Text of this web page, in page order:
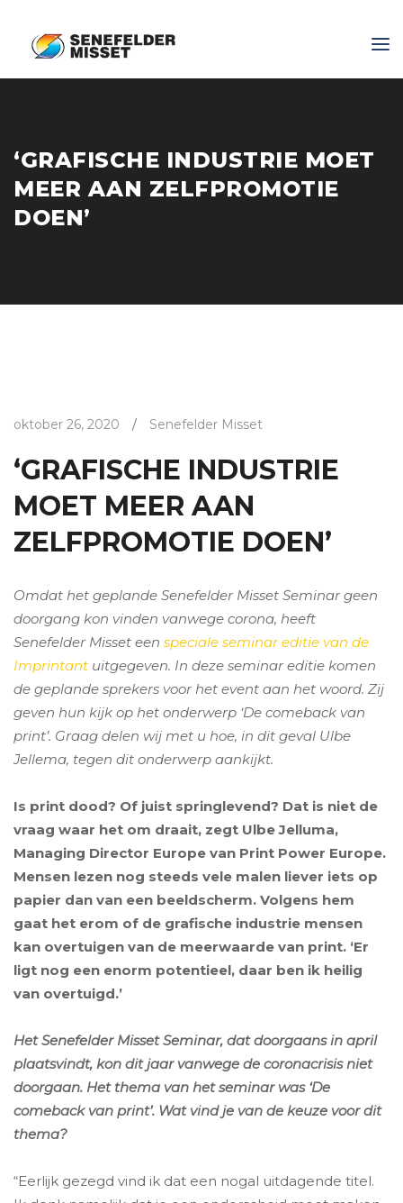
‘GRAFISCHE INDUSTRIE MOET
MEER AAN ZELFPROMOTIE
DOEN’
oktober 26, 2020 / Senefelder Misset
‘GRAFISCHE INDUSTRIE
MOET MEER AAN
ZELFPROMOTIE DOEN’
Omdat het geplande Senefelder Misset Seminar geen
doorgang kon vinden vanwege corona, heeft
Senefelder Misset een speciale seminar editie van de
Imprintant uitgegeven. In deze seminar editie komen
de geplande sprekers voor het event aan het woord. Zij
geven hun kijk op het onderwerp ‘De comeback van
print’. Graag delen wij met u hoe, in dit geval Ulbe
Jellema, tegen dit onderwerp aankijkt.
Is print dood? Of juist springlevend? Dat is niet de
vraag waar het om draait, zegt Ulbe Jelluma,
Managing Director Europe van Print Power Europe.
Mensen lezen nog steeds vele malen liever iets op
papier dan van een beeldscherm. Volgens hem
gaat het erom of de grafische industrie mensen
kan overtuigen van de meerwaarde van print. ‘Er
ligt nog een enorm potentieel, daar ben ik heilig
van overtuigd.’
Het Senefelder Misset Seminar, dat doorgaans in april
plaatsvindt, kon dit jaar vanwege de coronacrisis niet
doorgaan. Het thema van het seminar was ‘De
comeback van print’. Wat vind je van de keuze voor dit
thema?
“Eerlijk gezegd vind ik dat een nogal uitdagende titel.